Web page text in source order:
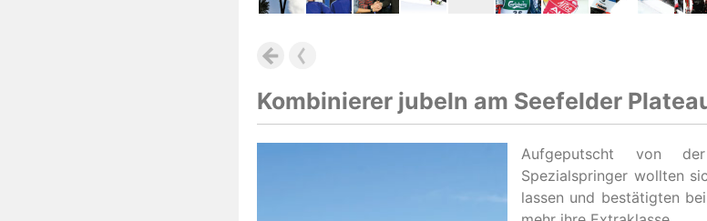
Kombinierer jubeln am Seefelder
Aufgeputscht von
Spezialspringer wollten
lassen und bestätigten